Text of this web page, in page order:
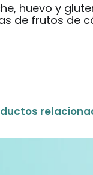
huevo y
de frutos de